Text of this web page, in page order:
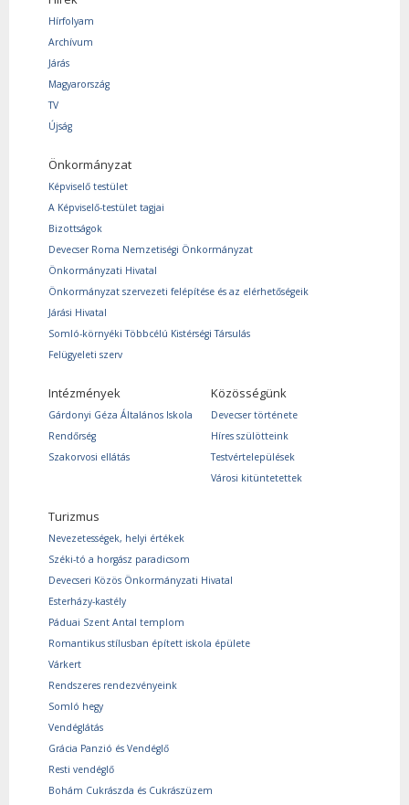
Hírfolyam
Archívum
Járás
Magyarország
TV
Újság
Önkormányzat
Képviselő testület
A Képviselő-testület tagjai
Bizottságok
Devecser Roma Nemzetiségi Önkormányzat
Önkormányzati Hivatal
Önkormányzat szervezeti felépítése és az elérhetőségeik
Járási Hivatal
Somló-környéki Többcélú Kistérségi Társulás
Felügyeleti szerv
Intézmények
Gárdonyi Géza Általános Iskola
Rendőrség
Szakorvosi ellátás
Közösségünk
Devecser története
Híres szülötteink
Testvértelepülések
Városi kitüntetettek
Turizmus
Nevezetességek, helyi értékek
Széki-tó a horgász paradicsom
Devecseri Közös Önkormányzati Hivatal
Esterházy-kastély
Páduai Szent Antal templom
Romantikus stílusban épített iskola épülete
Várkert
Rendszeres rendezvényeink
Somló hegy
Vendéglátás
Grácia Panzió és Vendéglő
Resti vendéglő
Bohám Cukrászda és Cukrászüzem